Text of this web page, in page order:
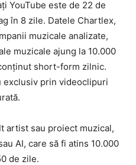
YouTube este de 22 de
în 8 zile. Datele Chartlex,
muzicale analizate,
muzicale ajung la 10.000
short-form zilnic.
exclusiv prin videoclipuri
artist sau proiect muzical,
AI, care să fi atins 10.000
de zile.